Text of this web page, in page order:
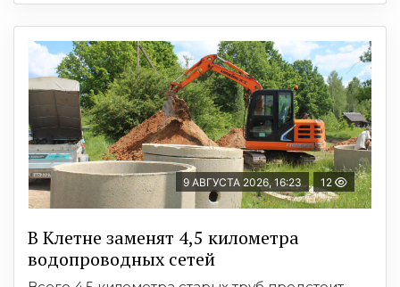
9 АВГУСТА 2026, 16:23 12
В Клетне заменят 4,5 километра
водопроводных сетей